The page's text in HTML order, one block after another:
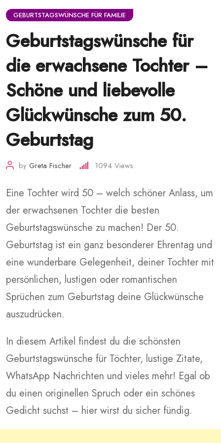
GEBURTSTAGSWÜNSCHE FÜR FAMILIE
Geburtstagswünsche für
die erwachsene Tochter –
Schöne und liebevolle
Glückwünsche zum 50.
Geburtstag
by Greta Fischer 1094 Views
Eine Tochter wird 50 – welch schöner Anlass, um
der erwachsenen Tochter die besten
Geburtstagswünsche zu machen! Der 50.
Geburtstag ist ein ganz besonderer Ehrentag und
eine wunderbare Gelegenheit, deiner Tochter mit
persönlichen, lustigen oder romantischen
Sprüchen zum Geburtstag deine Glückwünsche
auszudrücken.
In diesem Artikel findest du die schönsten
Geburtstagswünsche für Töchter, lustige Zitate,
WhatsApp Nachrichten und vieles mehr! Egal ob
du einen originellen Spruch oder ein schönes
Gedicht suchst – hier wirst du sicher fündig.